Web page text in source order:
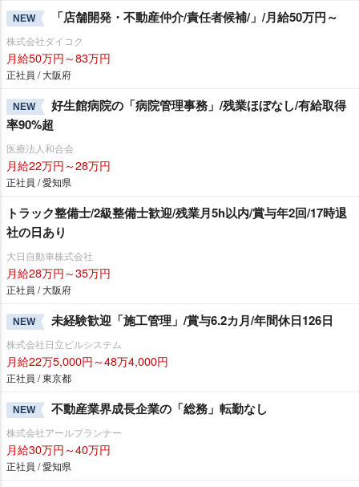
NEW 「店舗開発・不動産仲介/責任者候補/」/月給50万円～
株式会社ダイコク
月給50万円～83万円
正社員 / 大阪府
NEW
好生館病院の「病院管理事務」/残業ほぼなし/有給取得
率90%超
医療法人和合会
月給22万円～28万円
正社員 / 愛知県
トラック整備士/2級整備士歓迎/残業月5h以内/賞与年2回/17時退
社の日あり
大日自動車株式会社
月給28万円～35万円
正社員 / 大阪府
NEW 未経験歓迎「施工管理」/賞与6.2カ月/年間休日126日
株式会社日立ビルシステム
月給22万5,000円～48万4,000円
正社員 / 東京都
NEW 不動産業界成長企業の「総務」転勤なし
株式会社アールプランナー
月給30万円～40万円
正社員 / 愛知県